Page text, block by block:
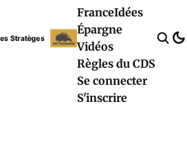
FranceIdées
Épargne
Vidéos
Règles du CDS
Se connecter
S'inscrire